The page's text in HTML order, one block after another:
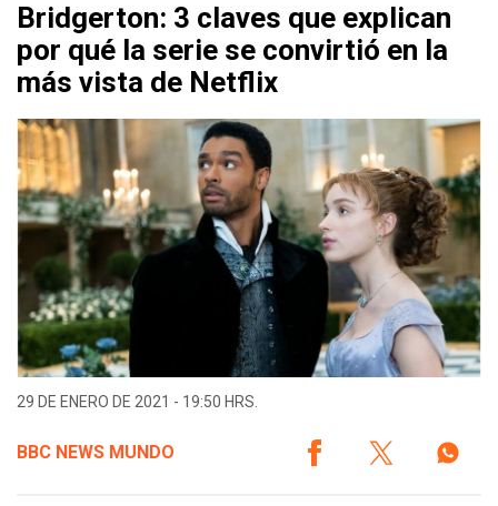
Bridgerton: 3 claves que explican
por qué la serie se convirtió en la
más vista de Netflix
29 DE ENERO DE 2021 - 19:50 HRS.
BBC NEWS MUNDO